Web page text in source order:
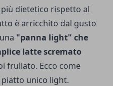
più dietetico rispetto al
è arricchito dal gusto
"panna light" che
latte scremato
frullato. Ecco come
unico light.